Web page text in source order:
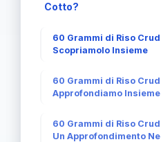
Cotto?
60 Grammi di Riso
Scopriamolo Insieme
60 Grammi di Riso
Approfondiamo Insieme
60 Grammi di Riso
Un Approfondimento